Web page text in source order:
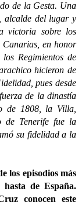
de la Gesta. Una
alcalde del lugar y
victoria sobre los
Canarias, en honor
Regimientos de
hicieron de
pues desde
de la dinastía
de 1808, la Villa,
de Tenerife fue la
su fidelidad a la
los episodios más
de España.
conocen este